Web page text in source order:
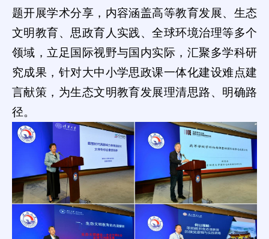
题开展学术分享，内容涵盖高等教育发展、生态
文明教育、思政育人实践、全球环境治理等多个
领域，立足国际视野与国内实际，汇聚多学科研
究成果，针对大中小学思政课一体化建设难点建
言献策，为生态文明教育发展理清思路、明确路
径。